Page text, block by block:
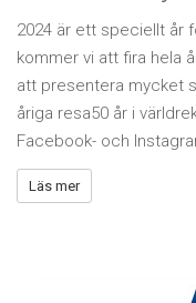
2024 är ett speciellt år
kommer vi att fira hela
att presentera mycket
åriga resa50 år i
Facebook- och
Läs mer